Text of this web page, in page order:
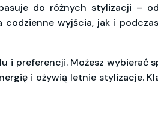
do różnych stylizacji –
wyjścia, jak i
i preferencji. Możesz wybierać
i ożywią letnie stylizacje.